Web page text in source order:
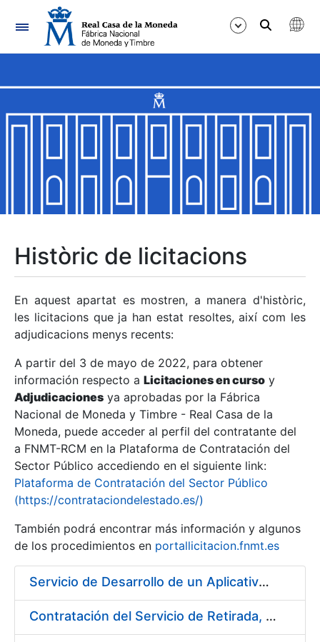
Navegació
Mostra/Amaga
Mostra/Amaga
Mostra/Amaga
Mostra/Amaga
Mostra/Amaga
Mostra/Amaga
Històric de licitacions
En aquest apartat es mostren, a manera d'històric,
les licitacions que ja han estat resoltes, així com les
adjudicacions menys recents:
A partir del 3 de mayo de 2022, para obtener
información respecto a Licitaciones en curso y
Adjudicaciones ya aprobadas por la Fábrica
Nacional de Moneda y Timbre - Real Casa de la
Moneda, puede acceder al perfil del contratante del
a FNMT-RCM en la Plataforma de Contratación del
Sector Público accediendo en el siguiente link:
Plataforma de Contratación del Sector Público
(https://contrataciondelestado.es/)
También podrá encontrar más información y algunos
de los procedimientos en portallicitacion.fnmt.es
Servicio de Desarrollo de un Aplicativo para la Generación de Claves
Contratación del Servicio de Retirada, Transporte y Gestión de Briquetas en Fábrica de Papel de Burgos